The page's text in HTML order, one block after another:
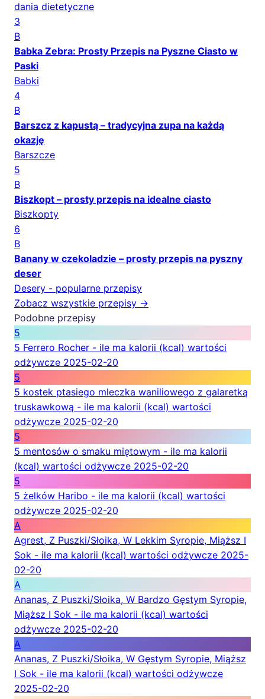
dania dietetyczne
3
B
Babka Zebra: Prosty Przepis na Pyszne Ciasto w
Paski
Babki
4
B
Barszcz z kapustą – tradycyjna zupa na każdą
okazję
Barszcze
5
B
Biszkopt – prosty przepis na idealne ciasto
Biszkopty
6
B
Banany w czekoladzie – prosty przepis na pyszny
deser
Desery - popularne przepisy
Zobacz wszystkie przepisy →
Podobne przepisy
5
5 Ferrero Rocher - ile ma kalorii (kcal) wartości
odżywcze 2025-02-20
5
5 kostek ptasiego mleczka waniliowego z galaretką
truskawkową - ile ma kalorii (kcal) wartości
odżywcze 2025-02-20
5
5 mentosów o smaku miętowym - ile ma kalorii
(kcal) wartości odżywcze 2025-02-20
5
5 żelków Haribo - ile ma kalorii (kcal) wartości
odżywcze 2025-02-20
A
Agrest, Z Puszki/Słoika, W Lekkim Syropie, Miąższ I
Sok - ile ma kalorii (kcal) wartości odżywcze 2025-
02-20
A
Ananas, Z Puszki/Słoika, W Bardzo Gęstym Syropie,
Miąższ I Sok - ile ma kalorii (kcal) wartości
odżywcze 2025-02-20
A
Ananas, Z Puszki/Słoika, W Gęstym Syropie, Miąższ
I Sok - ile ma kalorii (kcal) wartości odżywcze
2025-02-20